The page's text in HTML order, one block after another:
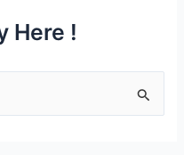
Here !